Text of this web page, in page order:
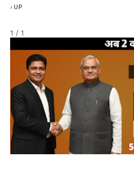
UP
1 / 1